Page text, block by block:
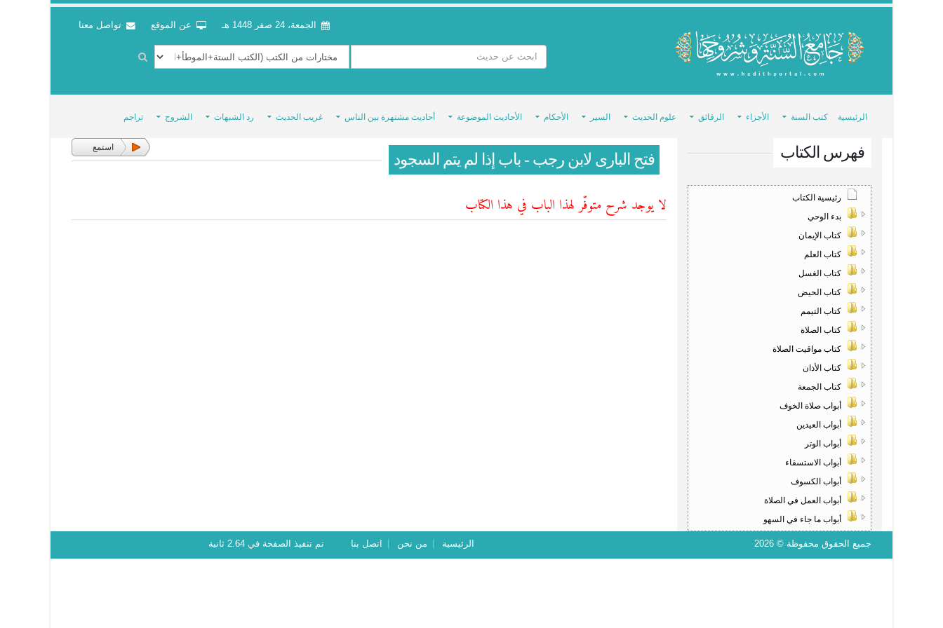
الجمعة، 24 صفر 1448 هـ عن الموقع تواصل معنا
الرئيسية كتب السنة الأجزاء الرقائق علوم الحديث السير الأحكام الأحاديث الموضوعة أحاديث مشتهرة بين الناس غريب الحديث رد الشبهات الشروح تراجم
فهرس الكتاب
رئيسية الكتاب
بدء الوحي
كتاب الإيمان
كتاب العلم
كتاب الغسل
كتاب الحيض
كتاب التيمم
كتاب الصلاة
كتاب مواقيت الصلاة
كتاب الأذان
كتاب الجمعة
أبواب صلاة الخوف
أبواب العيدين
أبواب الوتر
أبواب الاستسقاء
أبواب الكسوف
أبواب العمل في الصلاة
أبواب ما جاء في السهو
استمع
فتح البارى لابن رجب - باب إذا لم يتم السجود
لا يوجد شرح متوفّر لهذا الباب في هذا الكتاب
جميع الحقوق محفوظة © 2026 الرئيسية من نحن اتصل بنا تم تنفيذ الصفحة في 2.64 ثانية